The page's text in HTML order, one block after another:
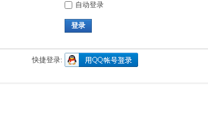
自动登录
登录
快捷登录: